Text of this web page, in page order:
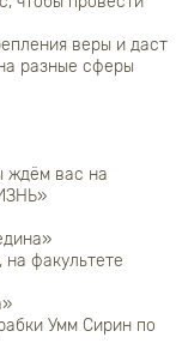
веры и даст
разные сферы
ждём вас на
факультете
Умм Сирин по